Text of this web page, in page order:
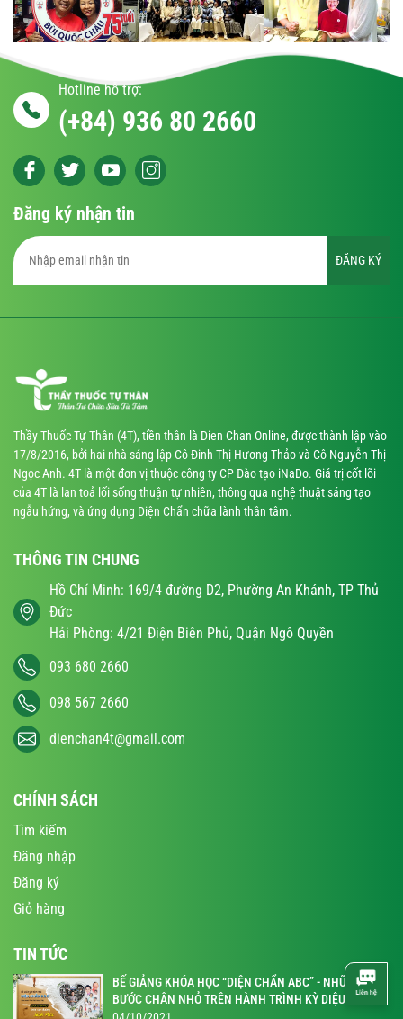
Hotline hỗ trợ:
(+84) 936 80 2660
Đăng ký nhận tin
ĐĂNG KÝ
Thầy Thuốc Tự Thân (4T), tiền thân là Dien Chan Online, được thành lập vào
17/8/2016, bởi hai nhà sáng lập Cô Đinh Thị Hương Thảo và Cô Nguyễn Thị
Ngọc Anh. 4T là một đơn vị thuộc công ty CP Đào tạo iNaDo. Giá trị cốt lõi
của 4T là lan toả lối sống thuận tự nhiên, thông qua nghệ thuật sáng tạo
ngẫu hứng, và ứng dụng Diện Chẩn chữa lành thân tâm.
THÔNG TIN CHUNG
Hồ Chí Minh: 169/4 đường D2, Phường An Khánh, TP Thủ
Đức
Hải Phòng: 4/21 Điện Biên Phủ, Quận Ngô Quyền
093 680 2660
098 567 2660
dienchan4t@gmail.com
CHÍNH SÁCH
Tìm kiếm
Đăng nhập
Đăng ký
Giỏ hàng
TIN TỨC
BẾ GIẢNG KHÓA HỌC “DIỆN CHẨN ABC” - NHỮNG
BƯỚC CHÂN NHỎ TRÊN HÀNH TRÌNH KỲ DIỆU